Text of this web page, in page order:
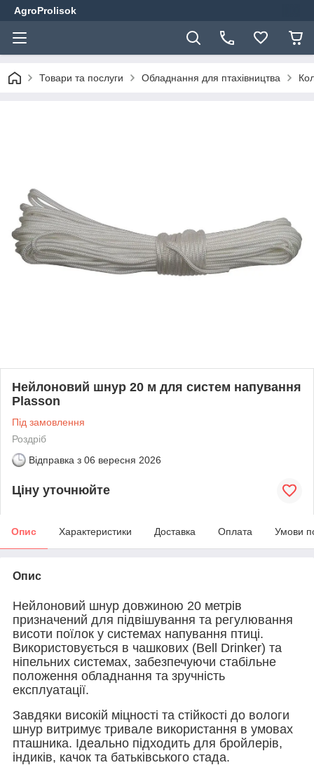
AgroProlisok
Товари та послуги Обладнання для птахівництва
Нейлоновий шнур 20 м для систем напування
Plasson
Під замовлення
Роздріб
Відправка з 06 вересня 2026
Ціну уточнюйте
Опис Характеристики Доставка Оплата Умови
Опис
Нейлоновий шнур довжиною 20 метрів
призначений для підвішування та регулювання
висоти поїлок у системах напування птиці.
Використовується в чашкових (Bell Drinker) та
ніпельних системах, забезпечуючи стабільне
положення обладнання та зручність
експлуатації.
Завдяки високій міцності та стійкості до вологи
шнур витримує тривале використання в умовах
пташника. Ідеально підходить для бройлерів,
індиків, качок та батьківського стада.